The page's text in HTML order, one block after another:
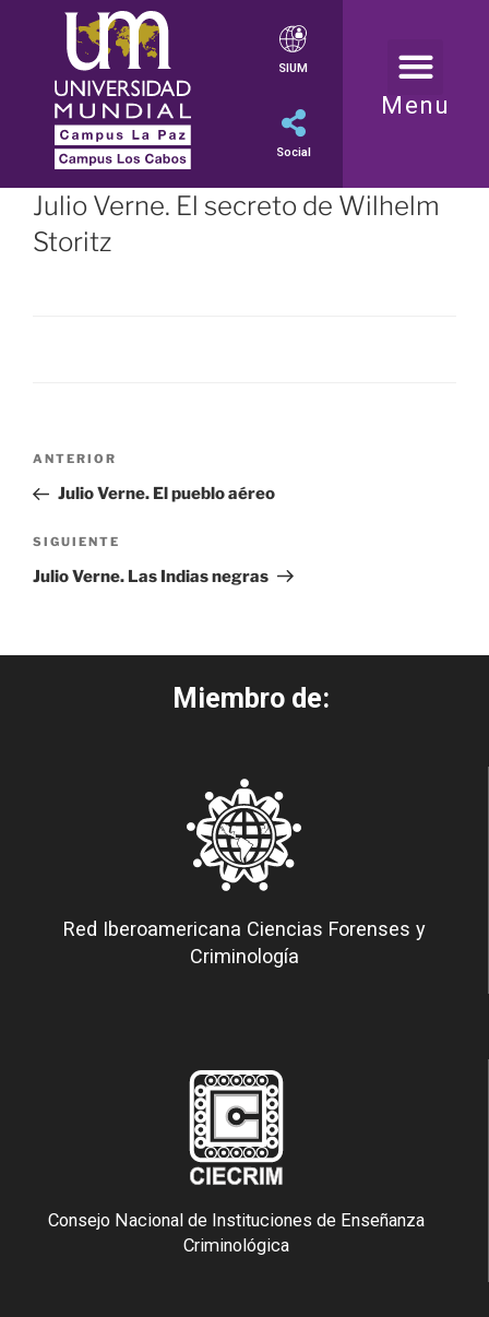
SIUM
Social
Menu
Julio Verne. El secreto de Wilhelm
Storitz
ANTERIOR
Julio Verne. El pueblo aéreo
SIGUIENTE
Julio Verne. Las Indias negras
Miembro de:
Red Iberoamericana Ciencias Forenses y
Criminología
Consejo Nacional de Instituciones de Enseñanza
Criminológica